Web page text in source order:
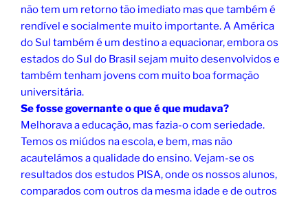
não tem um retorno tão imediato mas que também é
rendível e socialmente muito importante. A América
do Sul também é um destino a equacionar, embora os
estados do Sul do Brasil sejam muito desenvolvidos e
também tenham jovens com muito boa formação
universitária.
Se fosse governante o que é que mudava?
Melhorava a educação, mas fazia-o com seriedade.
Temos os miúdos na escola, e bem, mas não
acautelámos a qualidade do ensino. Vejam-se os
resultados dos estudos PISA, onde os nossos alunos,
comparados com outros da mesma idade e de outros